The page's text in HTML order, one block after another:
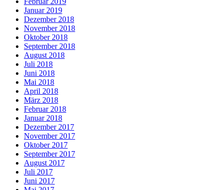
Januar 2019
Dezember 2018
November 2018
Oktober 2018
September 2018
August 2018
Juli 2018
Juni 2018
Mai 2018
April 2018
März 2018
Februar 2018
Januar 2018
Dezember 2017
November 2017
Oktober 2017
September 2017
August 2017
Juli 2017
Juni 2017